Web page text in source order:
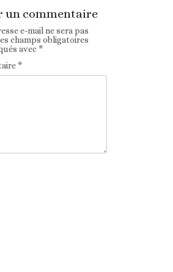
un commentaire
e-mail ne sera pas
champs obligatoires
avec*
*